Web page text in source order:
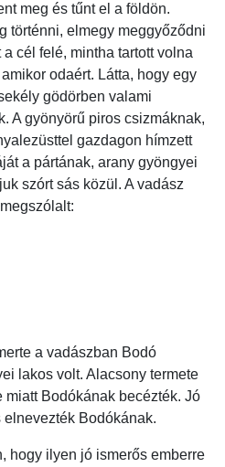
meg és tűnt el a földön.
történni, elmegy meggyőződni
cél felé, mintha tartott volna
odaért. Látta, hogy egy
gödörben valami
A gyönyörű piros csizmáknak,
gazdagon hímzett
a pártának, arany gyöngyei
szórt sás közül. A vadász
a vadászban Bodó
lakos volt. Alacsony termete
Bodókának becézték. Jó
Bodókának.
hogy ilyen jó ismerős emberre